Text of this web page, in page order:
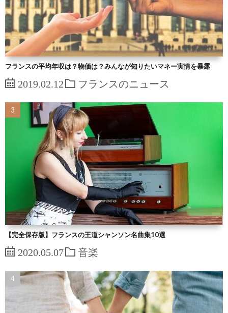
フランスの平均年収は？物価は？みんなが知りたいマネー実情を暴露
2019.02.12 フランスのニュース
【完全保存版】フランスの王道シャンソン名曲集10選
2020.05.07 音楽